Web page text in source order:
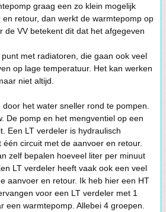
graag een zo klein mogelijk
retour, dan werkt de warmtepomp op
de VV betekent dit dat het afgegeven
met radiatoren, die gaan ook veel
op lage temperatuur. Het kan werken
niet altijd.
het water sneller rond te pompen.
De pomp en het mengventiel op een
Een LT verdeler is hydraulisch
circuit met de aanvoer en retour.
zelf bepalen hoeveel liter per minuut
LT verdeler heeft vaak ook een veel
aanvoer en retour. Ik heb hier een HT
voor een LT verdeler met 1
een warmtepomp. Allebei 4 groepen.